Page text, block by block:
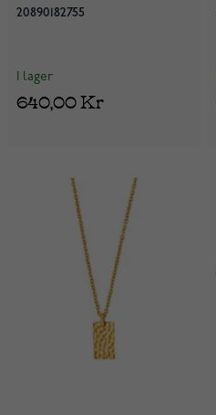
20890182755
I lager
640,00 Kr